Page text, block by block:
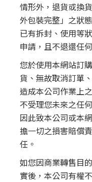
情形外，退貨或換
外包裝完整」之狀
已有拆封、使用等
申請，且不退還任
您於使用本網站訂
貨、無故取消訂單
造成本公司作業上
不受理您未來之任
因此致本公司或本
擔一切之損害賠償
任。
如您因商業轉售目
實後，本公司有權